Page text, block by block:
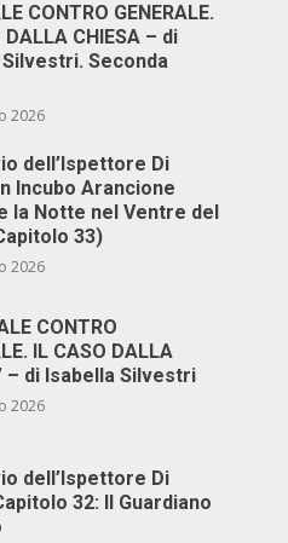
CONTRO GENERALE.
DALLA CHIESA – di
Seconda
2026
dell’Ispettore Di
Incubo Arancione
la Notte nel Ventre del
33)
2026
CONTRO
IL CASO DALLA
– di Isabella Silvestri
2026
dell’Ispettore Di
32: Il Guardiano